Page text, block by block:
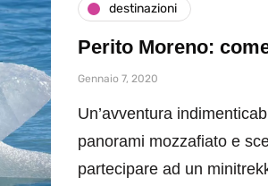
destinazioni
Perito Moreno:
Gennaio 7, 2020
Un’avventura
panorami mozzafiato e
partecipare ad un